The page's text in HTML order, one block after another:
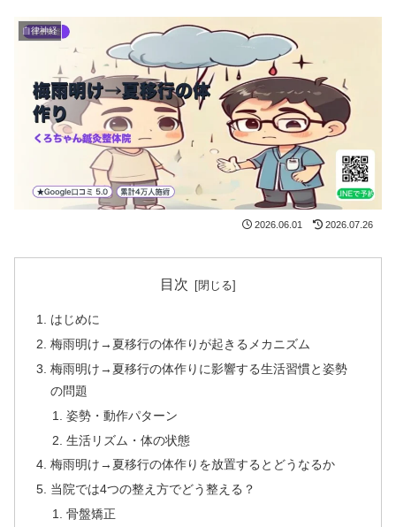
自律神経
2026.06.01 2026.07.26
目次
はじめに
梅雨明け→夏移行の体作りが起きるメカニズム
梅雨明け→夏移行の体作りに影響する生活習慣と姿勢
の問題
姿勢・動作パターン
生活リズム・体の状態
梅雨明け→夏移行の体作りを放置するとどうなるか
当院では4つの整え方でどう整える？
骨盤矯正